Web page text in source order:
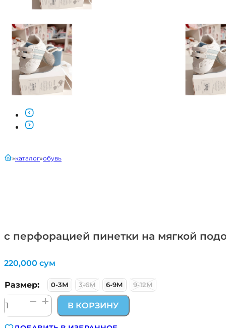
с перфорацией пинетки на мягкой
главнаякаталог обувь
220,000 сум
Размер: 0-3М 3-6М 6-9М 9-12М
Количество
товара
В КОРЗИНУ